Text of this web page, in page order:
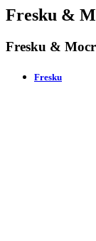
Fresku &
Fresku &
Fresku